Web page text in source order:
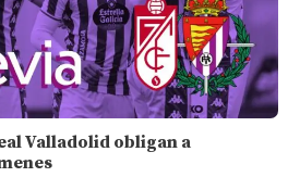
Valladolid obligan a